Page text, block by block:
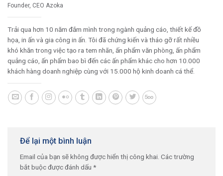
Founder, CEO Azoka
Trải qua hơn 10 năm đắm mình trong ngành quảng cáo, thiết kế đồ
họa, in ấn và gia công in ấn. Tôi đã chứng kiến và tháo gỡ rất nhiều
khó khăn trong việc tạo ra tem nhãn, ấn phẩm văn phòng, ấn phẩm
quảng cáo, ấn phẩm bao bì đến các ấn phẩm khác cho hơn 10.000
khách hàng doanh nghiệp cùng với 15.000 hộ kinh doanh cá thể.
Để lại một bình luận
Email của bạn sẽ không được hiển thị công khai. Các trường
bắt buộc được đánh dấu *